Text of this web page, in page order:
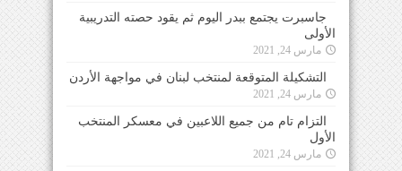
جاسبرت يجتمع ببدر اليوم ثم يقود حصته التدريبية
الأولى
مارس 24, 2021
التشكيلة المتوقعة لمنتخب لبنان في مواجهة الأردن
مارس 24, 2021
التزام تام من جميع اللاعبين في معسكر المنتخب
الأول
مارس 24, 2021